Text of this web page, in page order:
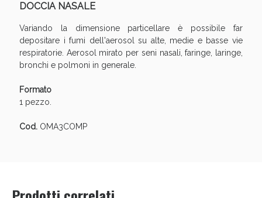
DOCCIA NASALE
Variando la dimensione particellare è possibile far
depositare i fumi dell'aerosol su alte, medie e basse vie
respiratorie. Aerosol mirato per seni nasali, faringe, laringe,
bronchi e polmoni in generale.
Formato
1 pezzo.
Cod.OMA3COMP